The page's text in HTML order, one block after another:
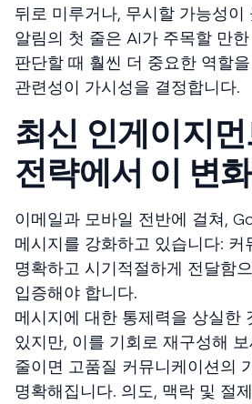
뒤로 미루거나, 무시할 가능성이
알림의 첫 줄은 AI가 주목할 만
판단할 때 훨씬 더 중요한 역할
관련성이 가시성을 결정합니다.
최신 인게이지
전략에서 이 변
이메일과 모바일 전반에 걸쳐,
메시지를 강화하고 있습니다: 커
명확하고 시기적절하게 전달함
입증해야 합니다.
메시지에 대한 통제력을 상실한
있지만, 이를 기회로 재구성해
줄이면 고품질 커뮤니케이션의
명확해집니다. 의도, 맥락 및 절